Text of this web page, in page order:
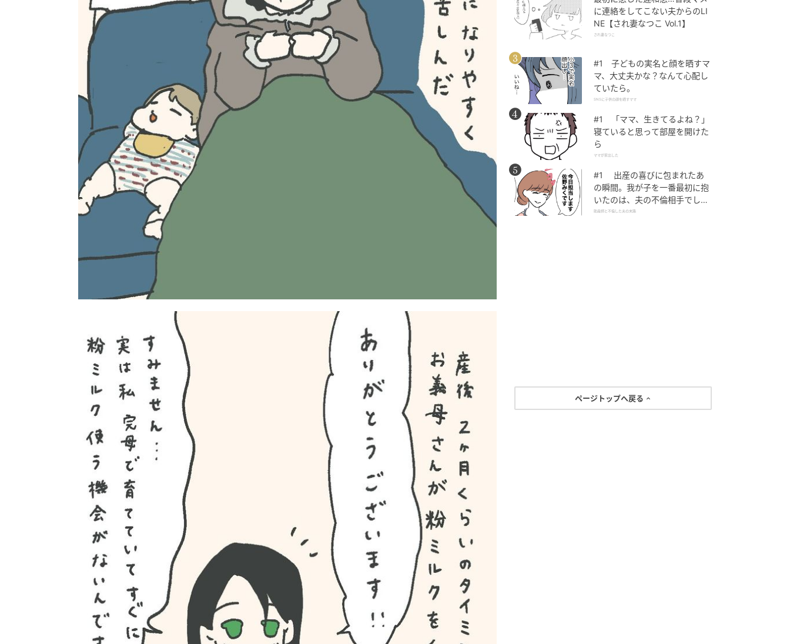
に連絡をしてこない夫からのLI
NE【され妻なつこ Vol.1】
され妻なつこ
#1 子どもの実名と顔を晒すマ
マ、大丈夫かな？なんて心配し
ていたら。
SNSに子供の顔を晒すママ
#1 「ママ、生きてるよね？」
寝ていると思って部屋を開けた
ら
ママが家出した
#1 出産の喜びに包まれたあ
の瞬間。我が子を一番最初に抱
いたのは、夫の不倫相手でし
た。
助産師と不倫した夫の末路
ページトップへ戻る